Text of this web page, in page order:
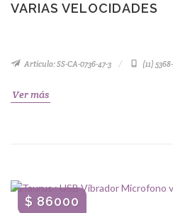
VARIAS VELOCIDADES
Artículo: SS-CA-0736-47-3 (11)
Ver más
$ 86000